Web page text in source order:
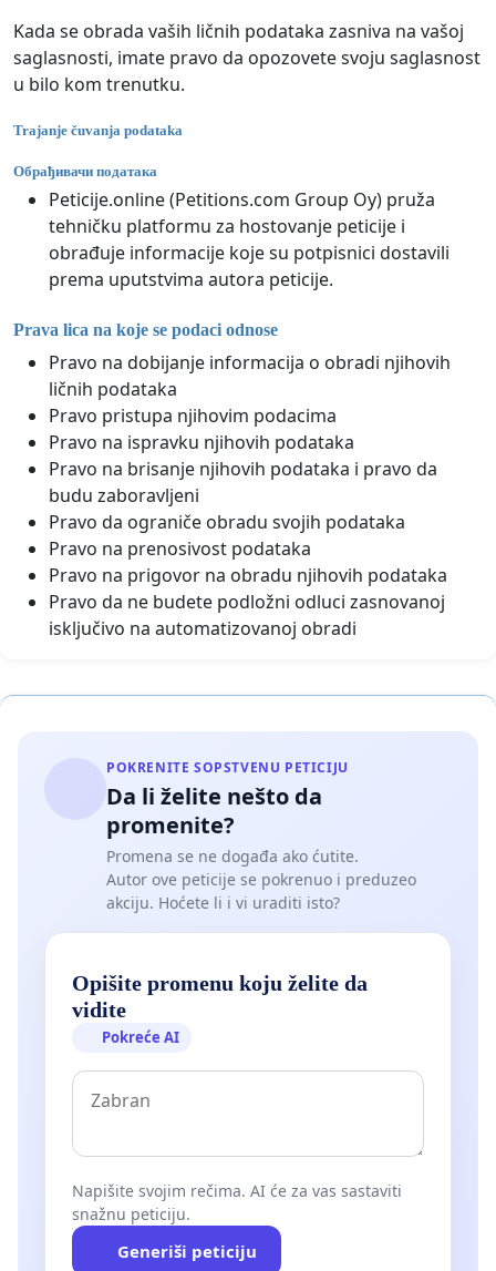
Kada se obrada vaših ličnih podataka zasniva na vašoj
saglasnosti, imate pravo da opozovete svoju saglasnost
u bilo kom trenutku.
Trajanje čuvanja podataka
Обрађивачи података
Peticije.online (Petitions.com Group Oy) pruža
tehničku platformu za hostovanje peticije i
obrađuje informacije koje su potpisnici dostavili
prema uputstvima autora peticije.
Prava lica na koje se podaci odnose
Pravo na dobijanje informacija o obradi njihovih
ličnih podataka
Pravo pristupa njihovim podacima
Pravo na ispravku njihovih podataka
Pravo na brisanje njihovih podataka i pravo da
budu zaboravljeni
Pravo da ograniče obradu svojih podataka
Pravo na prenosivost podataka
Pravo na prigovor na obradu njihovih podataka
Pravo da ne budete podložni odluci zasnovanoj
isključivo na automatizovanoj obradi
POKRENITE SOPSTVENU PETICIJU
Da li želite nešto da
promenite?
Promena se ne događa ako ćutite.
Autor ove peticije se pokrenuo i preduzeo
akciju. Hoćete li i vi uraditi isto?
Opišite promenu koju želite da
vidite
Pokreće AI
Napišite svojim rečima. AI će za vas sastaviti
snažnu peticiju.
Generiši peticiju